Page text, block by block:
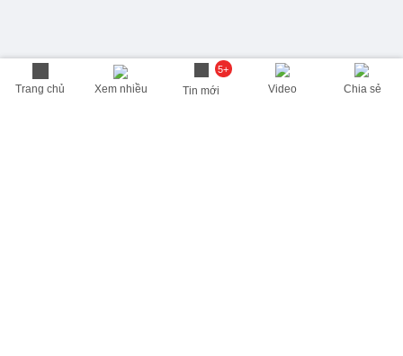
Trang chủ Xem nhiều
5+
Tin mới Video Chia sẻ